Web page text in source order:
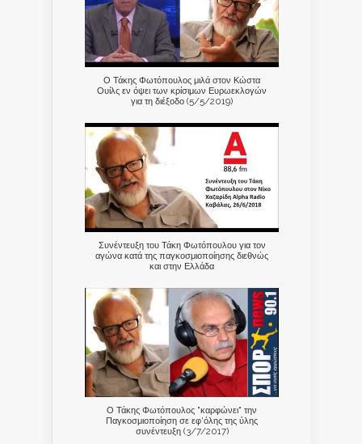
Ο Τάκης Φωτόπουλος μιλά στον Κώστα
Ουίλς εν όψει των κρίσιμων Ευρωεκλογών
για τη διέξοδο (5/5/2019)
Συνέντευξη του Τάκη Φωτόπουλου για τον
αγώνα κατά της παγκοσμιοποίησης διεθνώς
και στην Ελλάδα
Ο Τάκης Φωτόπουλος "καρφώνει" την
Παγκοσμιοποίηση σε εφ'όλης της ύλης
συνέντευξη (3/7/2017)